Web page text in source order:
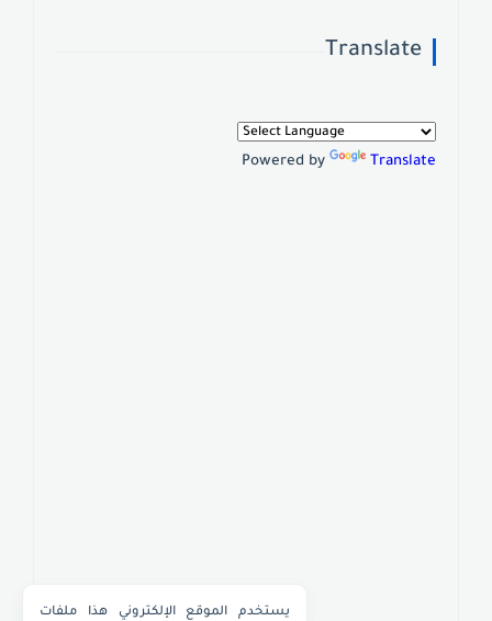
Translate
Powered by Translate
يستخدم الموقع الإلكتروني هذا ملفات